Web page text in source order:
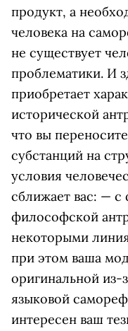
продукт, а
человека на
не существует
проблематики. И
приобретает
исторической
что вы
субстанций на
условия
сближает вас: —
философской
некоторыми
при этом ваша
оригинальной из-
языковой
интересен ваш